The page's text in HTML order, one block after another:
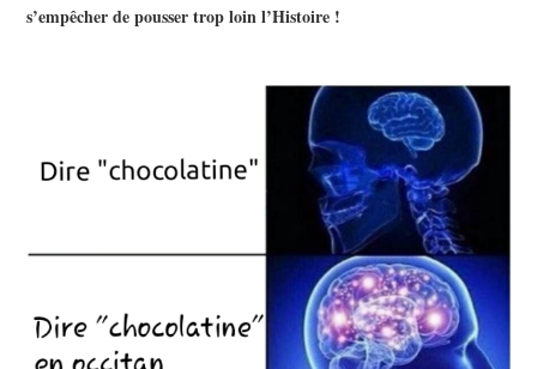
s’empêcher de pousser trop loin l’Histoire !